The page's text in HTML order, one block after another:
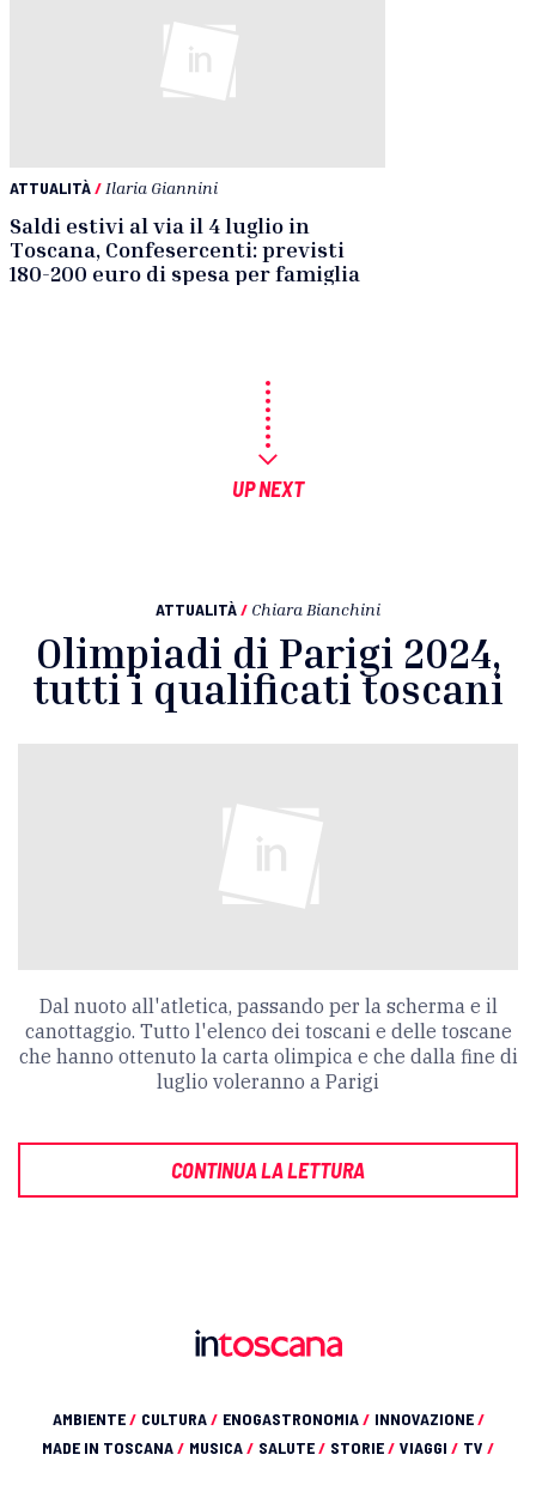
ATTUALITÀ/ Ilaria Giannini
Saldi estivi al via il 4 luglio in
Toscana, Confesercenti: previsti
180-200 euro di spesa per famiglia
UP NEXT
ATTUALITÀ/ Chiara Bianchini
Olimpiadi di Parigi 2024,
tutti i qualificati toscani
Dal nuoto all'atletica, passando per la scherma e il
canottaggio. Tutto l'elenco dei toscani e delle toscane
che hanno ottenuto la carta olimpica e che dalla fine di
luglio voleranno a Parigi
CONTINUA LA LETTURA
AMBIENTE/ CULTURA/ ENOGASTRONOMIA/ INNOVAZIONE/
MADE IN TOSCANA/ MUSICA/ SALUTE/ STORIE/ VIAGGI / TV /